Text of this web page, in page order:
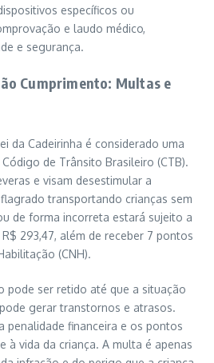
específicos ou
e laudo médico,
e segurança.
Cumprimento: Multas e
da Cadeirinha é considerado uma
de Trânsito Brasileiro (CTB).
e visam desestimular a
transportando crianças sem
de forma incorreta estará sujeito a
R$ 293,47, além de receber 7 pontos
(CNH).
pode ser retido até que a situação
gerar transtornos e atrasos.
penalidade financeira e os pontos
à vida da criança. A multa é apenas